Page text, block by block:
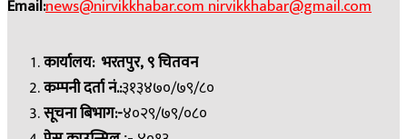
Email:news@nirvikkhabar.comnirvikkhabar@gmail.com
कार्यालय: भरतपुर, ९ चितवन
कम्पनी दर्ता नं.:३१३४७०/७९/८०
सूचना बिभाग:-४०२९/७९/०८०